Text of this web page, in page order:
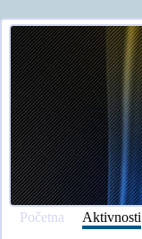
Početna Aktivnosti